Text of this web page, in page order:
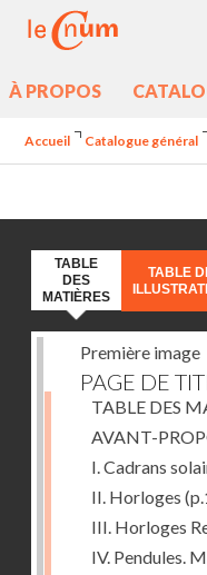
À PROPOS
Accueil Catalogue général
TABLE
DES
MATIÈRES
TABLE
Première image
PAGE DE
TABLE DES
AVANT-
I. Cadrans
II. Horloges
III. Horloges
IV. Pendules.